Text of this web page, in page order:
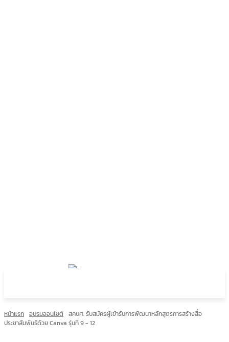
หน้าแรก อบรมออนไซต์ สคบศ. รับสมัครผู้เข้ารับการพัฒนาหลักสูตรการสร้างสื่อ
ประชาสัมพันธ์ด้วย Canva รุ่นที่ 9 - 12